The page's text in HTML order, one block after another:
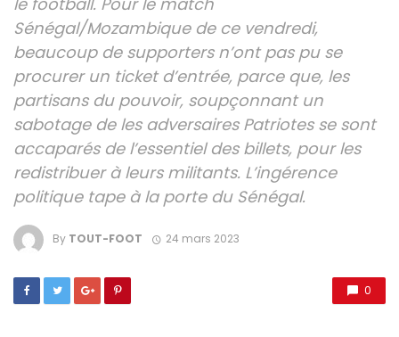
Sénégal/Mozambique de ce vendredi,
beaucoup de supporters n’ont pas pu se
procurer un ticket d’entrée, parce que, les
partisans du pouvoir, soupçonnant un
sabotage de les adversaires Patriotes se sont
accaparés de l’essentiel des billets, pour les
redistribuer à leurs militants. L’ingérence
politique tape à la porte du Sénégal.
By TOUT-FOOT 24 mars 2023
0